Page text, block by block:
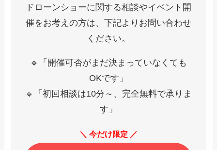
ドローンショーに関する相談やイベント開
催をお考えの方は、下記よりお問い合わせ
ください。
🔹「開催可否がまだ決まっていなくても
OKです」
🔹「初回相談は10分～、完全無料で承りま
す」
＼ 今だけ限定 ／